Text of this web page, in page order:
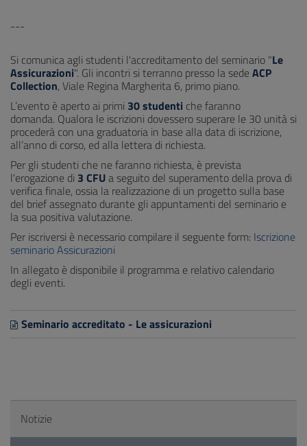
---
Si comunica agli studenti l'accreditamento del seminario "Le
Assicurazioni". Gli incontri si terranno presso la sedeACP
Collection, Viale Regina Margherita 6, primo piano.
L’evento è aperto ai primi 30 studenti che faranno
domanda. Qualora le iscrizioni dovessero superare le 30 unità si
procederà con una graduatoria in base alla data di iscrizione,
all’anno di corso, ed alla lettera di richiesta.
Per gli studenti che ne faranno richiesta, è prevista
l'erogazione di 3 CFUa seguito del superamento della prova di
verifica finale, ossia la realizzazione di un progetto sulla base
del brief assegnato durante gli appuntamenti del seminario e
la sua positiva valutazione.
Per iscriversi è necessario compilare il seguente form: Iscrizione
seminario Assicurazioni
In allegato è disponibile il programma e relativo calendario
degli eventi.
Seminario accreditato - Le assicurazioni
Notizie